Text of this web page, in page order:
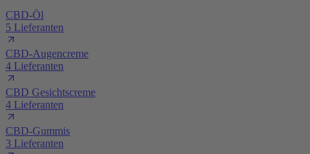
CBD-Öl
5 Lieferanten
CBD-Augencreme
4 Lieferanten
CBD Gesichtscreme
4 Lieferanten
CBD-Gummis
3 Lieferanten